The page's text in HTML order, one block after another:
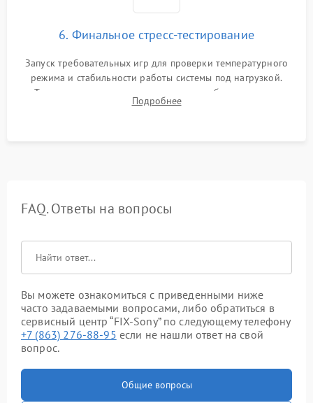
6. Финальное стресс-тестирование
Запуск требовательных игр для проверки температурного
режима и стабильности работы системы под нагрузкой.
Тестирование привода, синхронизации беспроводных
геймпадов, выхода в сеть и выдачи изображения без
Подробнее
FAQ. Ответы на вопросы
Вы можете ознакомиться с приведенными ниже
часто задаваемыми вопросами, либо обратиться в
сервисный центр “FIX-Sony” по следующему телефону
+7 (863) 276-88-95 если не нашли ответ на свой
вопрос.
Общие вопросы